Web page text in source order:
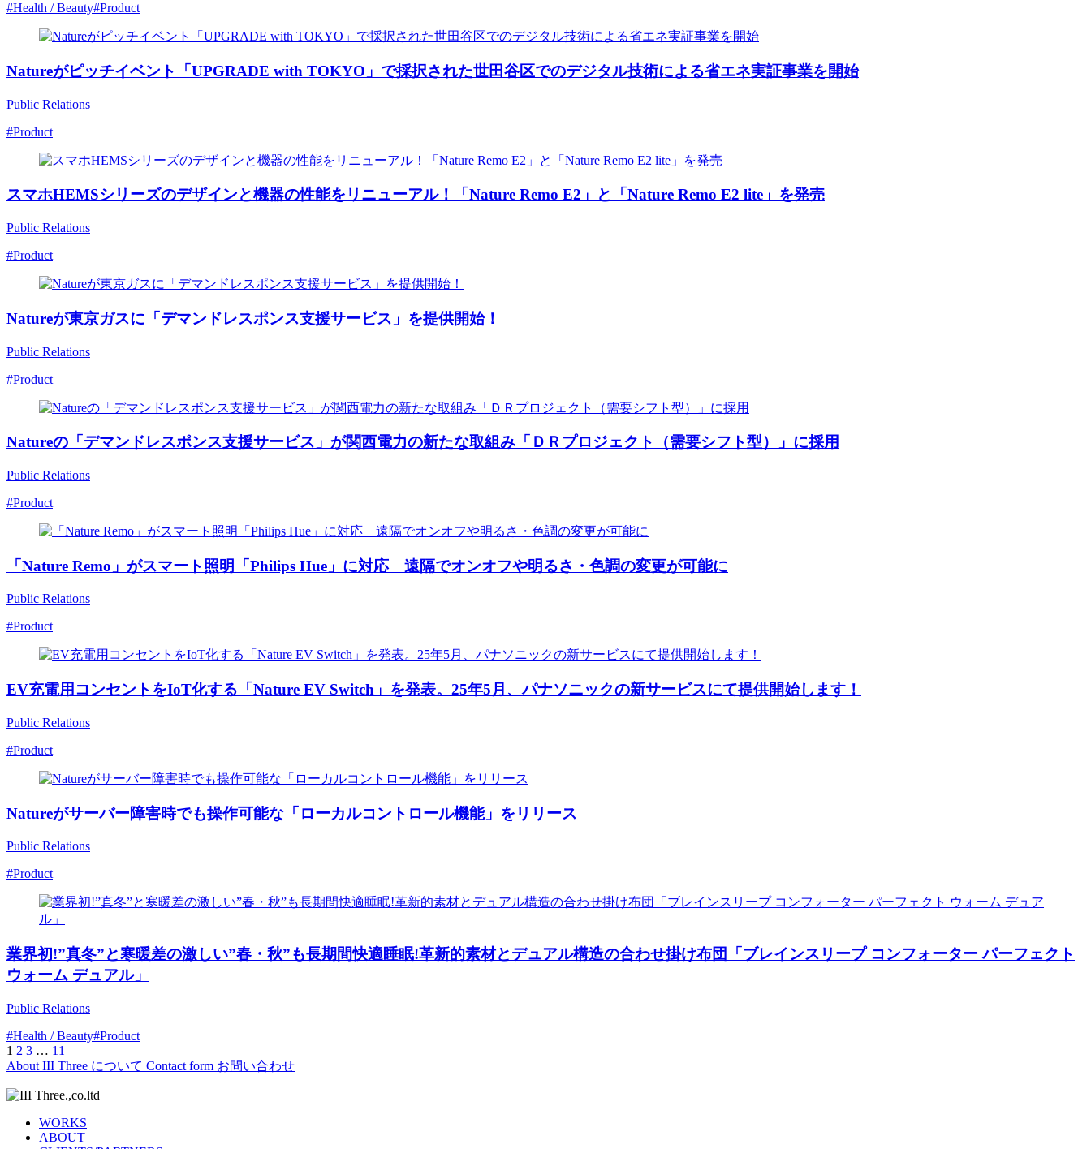
#Health / Beauty#Product
Natureがピッチイベント「UPGRADE with TOKYO」で採択された世田谷区でのデジタル技術による省エネ実証事業を開始
Public Relations
#Product
スマホHEMSシリーズのデザインと機器の性能をリニューアル！「Nature Remo E2」と「Nature Remo E2 lite」を発売
Public Relations
#Product
Natureが東京ガスに「デマンドレスポンス支援サービス」を提供開始！
Public Relations
#Product
Natureの「デマンドレスポンス支援サービス」が関西電力の新たな取組み「ＤＲプロジェクト（需要シフト型）」に採用
Public Relations
#Product
「Nature Remo」がスマート照明「Philips Hue」に対応 遠隔でオンオフや明るさ・色調の変更が可能に
Public Relations
#Product
EV充電用コンセントをIoT化する「Nature EV Switch」を発表。25年5月、パナソニックの新サービスにて提供開始します！
Public Relations
#Product
Natureがサーバー障害時でも操作可能な「ローカルコントロール機能」をリリース
Public Relations
#Product
業界初!”真冬”と寒暖差の激しい”春・秋”も長期間快適睡眠!革新的素材とデュアル構造の合わせ掛け布団「ブレインスリープ コンフォーター パーフェクト
ウォーム デュアル」
Public Relations
#Health / Beauty#Product
投
の
1 2 3 … 11
About III Three について Contact form お問い合わせ
WORKS
ABOUT